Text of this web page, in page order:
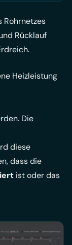
Rohrnetzes
Rücklauf
Heizleistung
Die
diese
dass die
ist oder das